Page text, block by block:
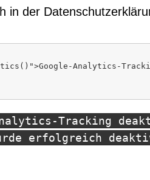
in der
Tracking
erfolgreich